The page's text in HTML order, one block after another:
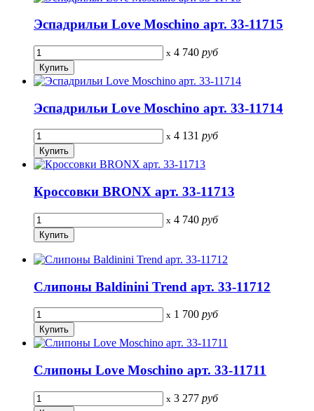
Эспадрильи Love Moschino арт. 33-11715
x 4 740 руб
Эспадрильи Love Moschino арт. 33-11714
x 4 131 руб
Кроссовки BRONX арт. 33-11713
x 4 740 руб
Слипоны Baldinini Trend арт. 33-11712
x 1 700 руб
Слипоны Love Moschino арт. 33-11711
x 3 277 руб